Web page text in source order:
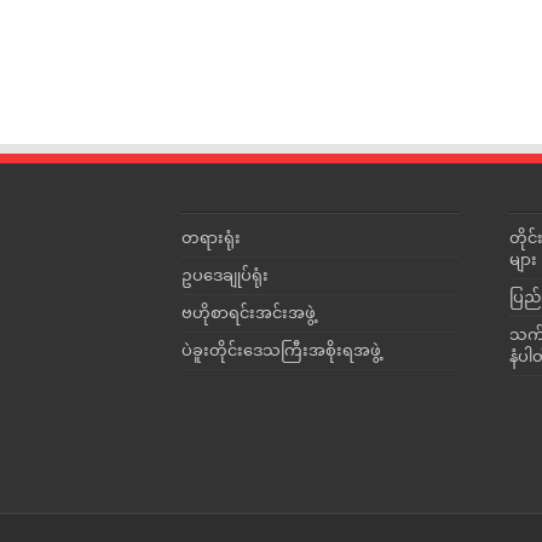
တရားရုံး
ဥပဒေချုပ်ရုံး
ဗဟိုစာရင်းအင်းအဖွဲ့
ပဲခူးတိုင်းဒေသကြီးအစိုးရအဖွဲ့
တိုင်
များ
ပြ
သက်
နံပါ